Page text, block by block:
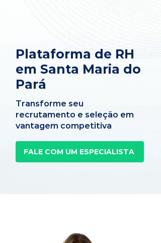
Plataforma de RH
em Santa Maria do
Pará
Transforme seu
recrutamento e seleção em
vantagem competitiva
FALE COM UM ESPECIALISTA